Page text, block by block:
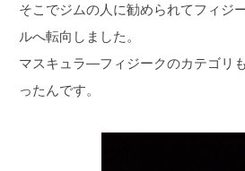
そこでジムの人に勧められてフィジ
ルへ転向しました。
マスキュラ―フィジークのカテゴリ
ったんです。